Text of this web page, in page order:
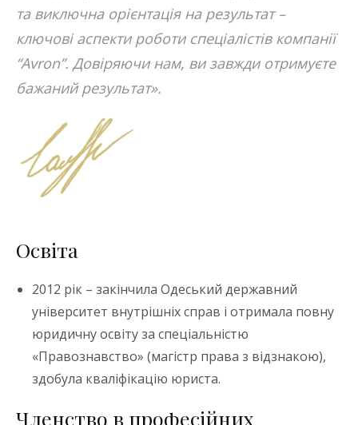
та виключна орієнтація на результат –
ключові аспекти роботи спеціалістів компанії
“Avron”. Довіряючи нам, ви завжди отримуєте
бажаний результат».
Освіта
2012 рік – закінчила Одеський державний
університет внутрішніх справ і отримала повну
юридичну освіту за спеціальністю
«Правознавство» (магістр права з відзнакою),
здобула кваліфікацію юриста.
Членство в професійних